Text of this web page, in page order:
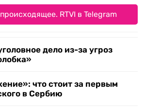
RTVI в Telegram
дело из-за угроз
что стоит за первым
в Сербию